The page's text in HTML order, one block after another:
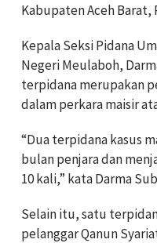
Kabupaten Aceh Barat,
Kepala Seksi Pidana
Negeri Meulaboh,
terpidana merupakan
dalam perkara maisir
“Dua terpidana kasus
bulan penjara dan
10 kali,” kata Darma
Selain itu, satu
pelanggar Qanun